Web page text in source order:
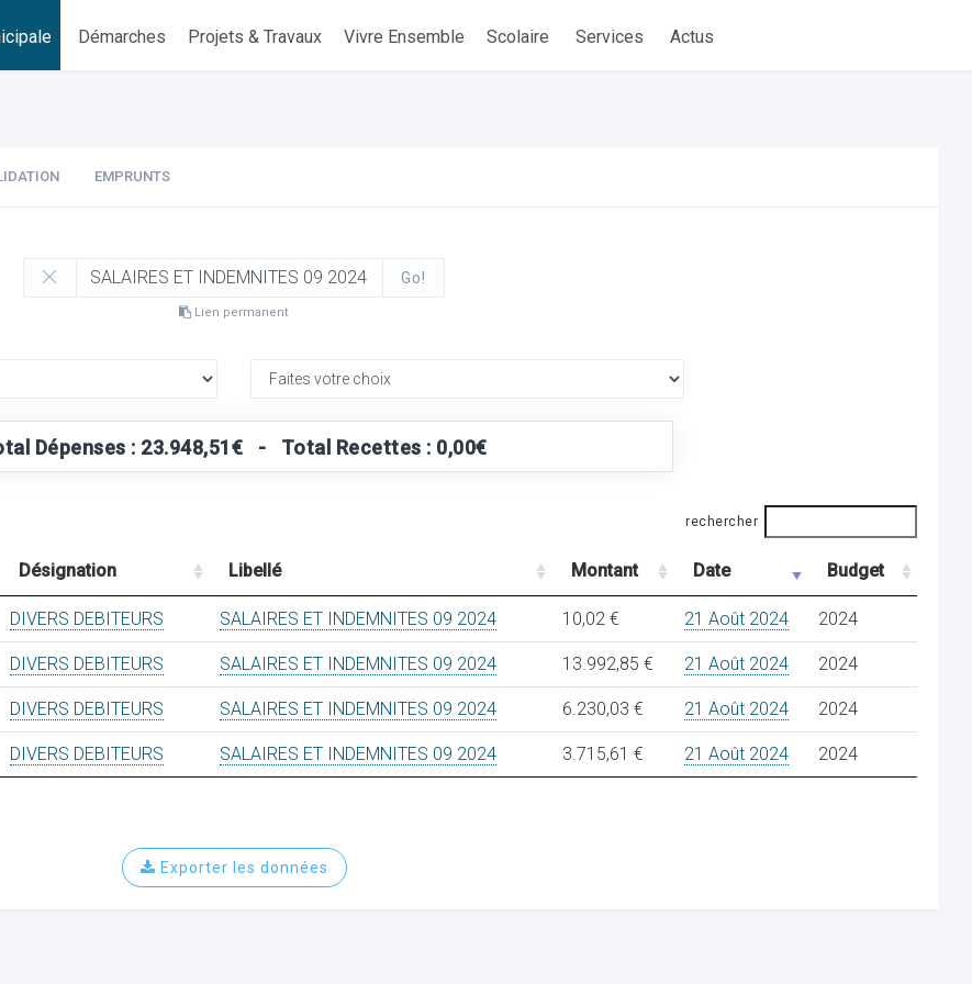
Démarches Projets & Travaux Vivre Ensemble Scolaire Services Actus
EMPRUNTS
Go!
Lien permanent
Dépenses : 23.948,51€ - Total Recettes : 0,00€
rechercher
Désignation Libellé Montant Date Budget
DIVERS DEBITEURS SALAIRES ET INDEMNITES 09 2024 10,02 € 21 Août 2024 2024
DIVERS DEBITEURS SALAIRES ET INDEMNITES 09 2024 13.992,85 € 21 Août 2024 2024
DIVERS DEBITEURS SALAIRES ET INDEMNITES 09 2024 6.230,03 € 21 Août 2024 2024
DIVERS DEBITEURS SALAIRES ET INDEMNITES 09 2024 3.715,61 € 21 Août 2024 2024
Exporter les données